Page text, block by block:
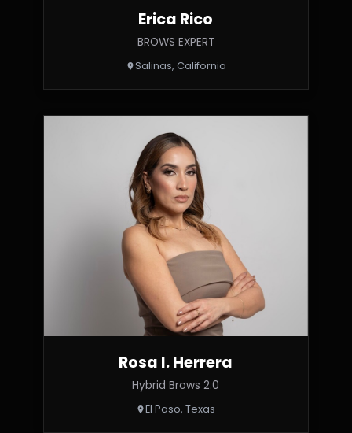
Erica Rico
BROWS EXPERT
Salinas, California
Rosa I. Herrera
Hybrid Brows 2.0
El Paso, Texas